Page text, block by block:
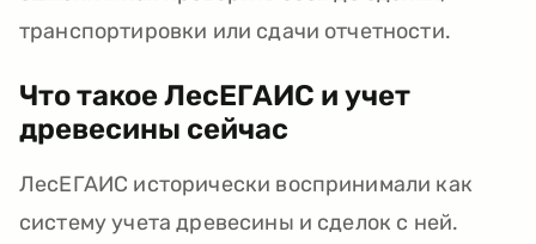
транспортировки или сдачи отчетности.
Что такое ЛесЕГАИС и учет
древесины сейчас
ЛесЕГАИС исторически воспринимали как
систему учета древесины и сделок с ней.